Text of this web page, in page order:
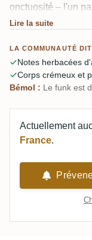
onctuosité – l'un
seulement un
délicat plutôt que
souhaiteraient qu'il
Lire la suite
LA COMMUNAUTÉ DIT
Notes herbacées
Corps crémeux et
Bémol : Le funk est
Actuellement
France.